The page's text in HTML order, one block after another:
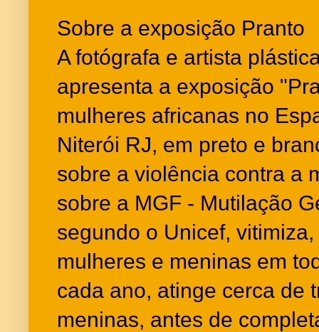
Sobre a exposição Pranto
A fotógrafa e artista
apresenta a exposição
mulheres africanas no
Niterói RJ, em preto e
sobre a violência contra a
sobre a MGF - Mutilação
segundo o Unicef,
mulheres e meninas em
cada ano, atinge cerca de
meninas, antes de